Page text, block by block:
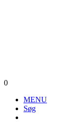
0
MENU
Søg